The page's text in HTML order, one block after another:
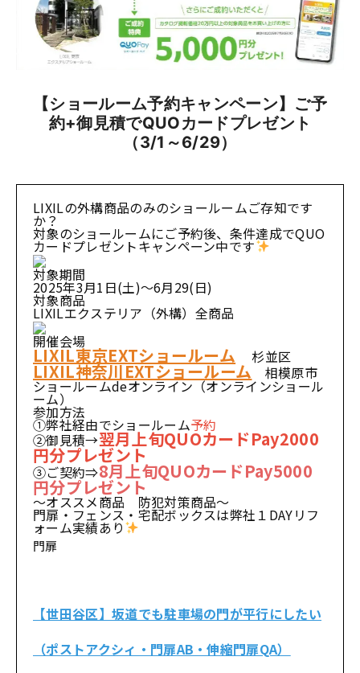
【ショールーム予約キャンペーン】ご予
約+御見積でQUOカードプレゼント
（3/1～6/29）
LIXILの外構商品のみのショールームご存知です
か？
対象のショールームにご予約後、条件達成でQUO
カードプレゼントキャンペーン中です
対象期間
2025年3月1日(土)～6月29(日)
対象商品
LIXILエクステリア（外構）全商品
開催会場
LIXIL東京EXTショールーム 杉並区
LIXIL神奈川EXTショールーム 相模原市
ショールームdeオンライン（オンラインショール
ーム）
参加方法
①弊社経由でショールーム予約
②御見積→翌月上旬QUOカードPay2000
円分プレゼント
③ご契約⇒8月上旬QUOカードPay5000
円分プレゼント
～オススメ商品 防犯対策商品～
門扉・フェンス・宅配ボックスは弊社１DAYリフ
ォーム実績あり
門扉
【世田谷区】坂道でも駐車場の門が平行にしたい
（ポストアクシィ・門扉AB・伸縮門扉QA）